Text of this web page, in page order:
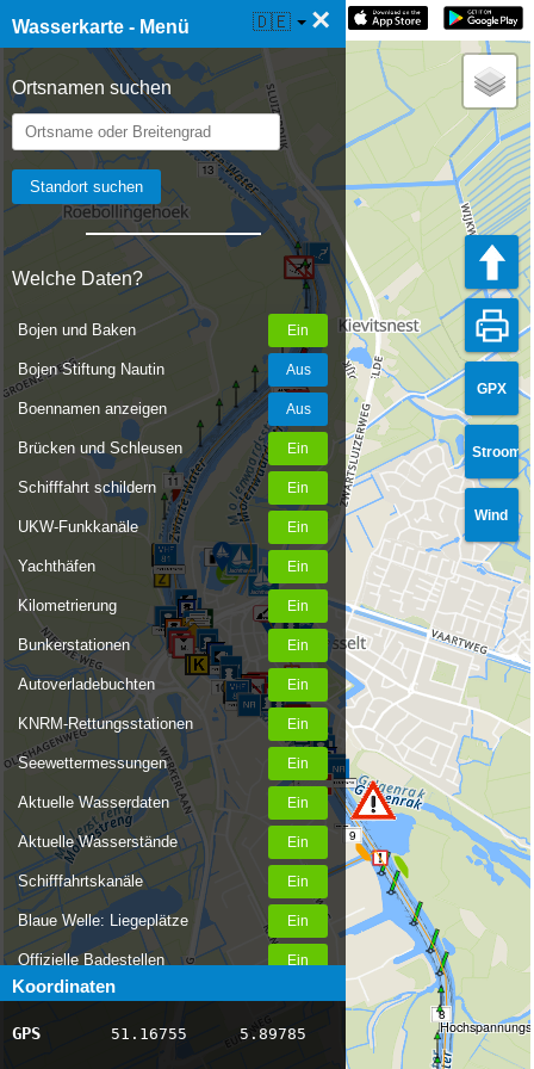
Wasserkarte - Menü ×
Ortsnamen suchen
Welche Daten?
Bojen und Baken
Bojen Stiftung Nautin
Boennamen anzeigen
Brücken und Schleusen
Schifffahrt schildern
UKW-Funkkanäle
Yachthäfen
Kilometrierung
Bunkerstationen
Autoverladebuchten
KNRM-Rettungsstationen
Seewettermessungen
Aktuelle Wasserdaten
Aktuelle Wasserstände
Schifffahrtskanäle
Blaue Welle: Liegeplätze
Offizielle Badestellen
Nachrichten Binnenschifffahrt
AIS-Schiffspositionen
Koordinaten
GPS 51.16755 5.89785
☰ Wasserkarte Live 🇩🇪
GPX
Stroom
Wind
11
8
13
12
9
10